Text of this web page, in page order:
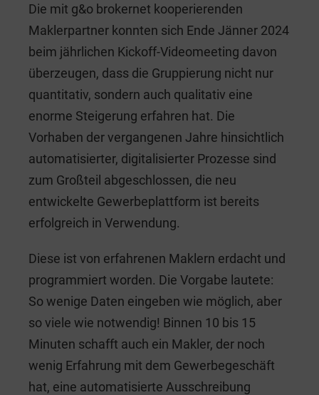
c
e
b
o
o
k
k
e
dI
n
ai
l
tt
er
Die mit g&o brokernet kooperierenden
Maklerpartner konnten sich Ende Jänner 2024
beim jährlichen Kickoff-Videomeeting davon
überzeugen, dass die Gruppierung nicht nur
quantitativ, sondern auch qualitativ eine
enorme Steigerung erfahren hat. Die
Vorhaben der vergangenen Jahre hinsichtlich
automatisierter, digitalisierter Prozesse sind
zum Großteil abgeschlossen, die neu
entwickelte Gewerbeplattform ist bereits
erfolgreich in Verwendung.
Diese ist von erfahrenen Maklern erdacht und
programmiert worden. Die Vorgabe lautete:
So wenige Daten eingeben wie möglich, aber
so viele wie notwendig! Binnen 10 bis 15
Minuten schafft auch ein Makler, der noch
wenig Erfahrung mit dem Gewerbegeschäft
hat, eine automatisierte Ausschreibung